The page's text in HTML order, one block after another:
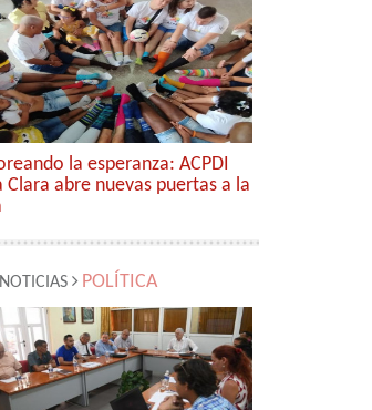
la esperanza: ACPDI
Clara abre nuevas puertas a la
NOTICIAS POLÍTICA